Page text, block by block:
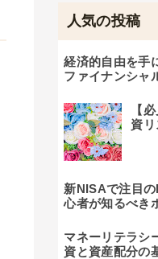
人気の投稿
経済的自由を手
ファイナンシャ
【
資
新NISAで注目
心者が知るべき
マネーリテラシ
資と資産配分の